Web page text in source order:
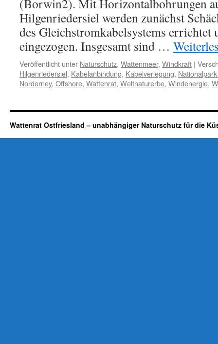
(Borwin2). Mit Horizontalbohrungen
Hilgenriedersiel werden zunächst
des Gleichstromkabelsystems errichtet
eingezogen. Insgesamt sind …
Veröffentlicht unter Naturschutz, Wattenmeer, Windkraft |
Hilgenriedersiel, Kabelanbindung, Kabelverlegung,
Norderney, Offshore, Wattenrat, Weltnaturerbe, Windenergie,
Wattenrat Ostfriesland – unabhängiger Naturschutz für die